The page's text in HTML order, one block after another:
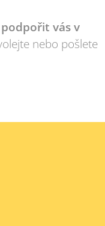
vás v
nebo pošlete